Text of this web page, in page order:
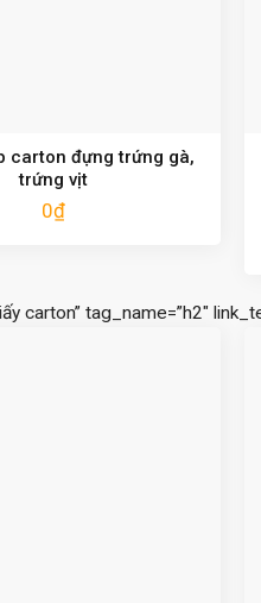
carton đựng trứng gà,
trứng vịt
0₫
tag_name=”h2″